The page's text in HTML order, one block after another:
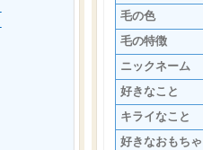
毛の色
毛の特徴
ニックネーム
好きなこと
キライなこと
好きなおもちゃ